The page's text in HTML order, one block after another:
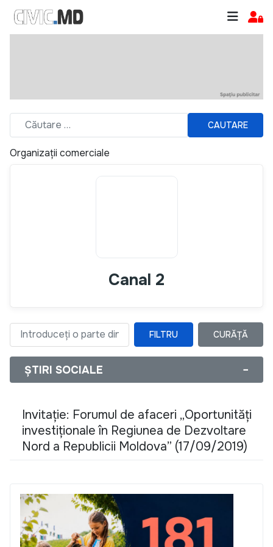
CAUTARE
Organizații comerciale
Canal 2
Introduceți o parte din titlu FILTRU CURĂȚĂ
ȘTIRI SOCIALE −
Invitație: Forumul de afaceri „Oportunități
investiționale în Regiunea de Dezvoltare
Nord a Republicii Moldova” (17/09/2019)